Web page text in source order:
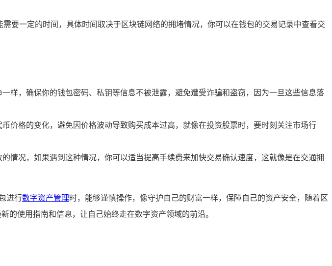
要一定的时间，具体时间取决于区块链网络的拥堵情况，你可以在钱包的交易记录中查看交
样，确保你的钱包密码、私钥等信息不被泄露，避免遭受诈骗和盗窃，因为一旦这些信息落
价格的变化，避免因价格波动导致购买成本过高，就像在投资股票时，要时刻关注市场行
情况，如果遇到这种情况，你可以适当提高手续费来加快交易确认速度，这就像是在交通拥
进行数字资产管理时，能够谨慎操作，像守护自己的财富一样，保障自己的资产安全，随着区
的使用指南和信息，让自己始终走在数字资产领域的前沿。